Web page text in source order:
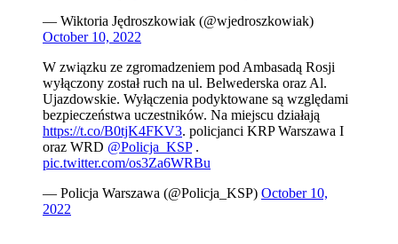
— Wiktoria Jędroszkowiak (@wjedroszkowiak)
October 10, 2022
W związku ze zgromadzeniem pod Ambasadą Rosji
wyłączony został ruch na ul. Belwederska oraz Al.
Ujazdowskie. Wyłączenia podyktowane są względami
bezpieczeństwa uczestników. Na miejscu działają
https://t.co/B0tjK4FKV3. policjanci KRP Warszawa I
oraz WRD @Policja_KSP.
pic.twitter.com/os3Za6WRBu
— Policja Warszawa (@Policja_KSP) October 10,
2022